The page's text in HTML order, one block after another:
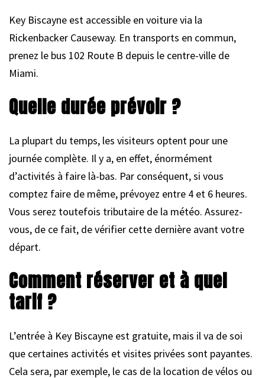
Key Biscayne est accessible en voiture via la
Rickenbacker Causeway. En transports en commun,
prenez le bus 102 Route B depuis le centre-ville de
Miami.
Quelle durée prévoir ?
La plupart du temps, les visiteurs optent pour une
journée complète. Il y a, en effet, énormément
d’activités à faire là-bas. Par conséquent, si vous
comptez faire de même, prévoyez entre 4 et 6 heures.
Vous serez toutefois tributaire de la météo. Assurez-
vous, de ce fait, de vérifier cette dernière avant votre
départ.
Comment réserver et à quel
tarif ?
L’entrée à Key Biscayne est gratuite, mais il va de soi
que certaines activités et visites privées sont payantes.
Cela sera, par exemple, le cas de la location de vélos ou